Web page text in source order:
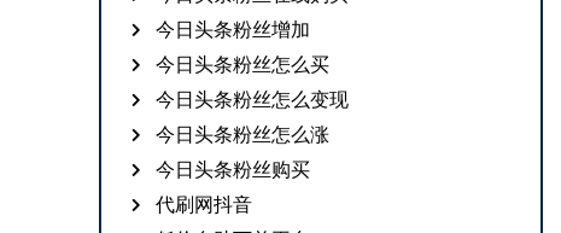
今日头条粉丝增加
今日头条粉丝怎么买
今日头条粉丝怎么变现
今日头条粉丝怎么涨
今日头条粉丝购买
代刷网抖音